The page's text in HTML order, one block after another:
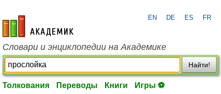
academic.ru
EN DE ES FR
Словари и энциклопедии на Академике
Найти!
Толкования Переводы Книги Игры ⚽